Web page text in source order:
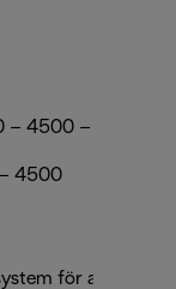
– 4500 – 4506
– 4500
för automatisk